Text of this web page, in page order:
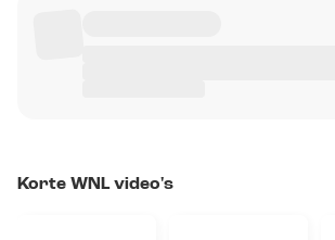
Korte WNL video's